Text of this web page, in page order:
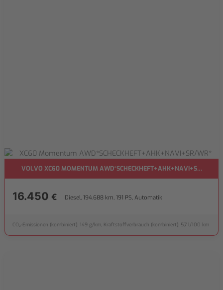
VOLVO XC60 MOMENTUM AWD*SCHECKHEFT+AHK+NAVI+SR/WR*
16.450 € Diesel, 194.688 km, 191 PS, Automatik
CO₂-Emissionen (kombiniert): 149 g/km, Kraftstoffverbrauch (kombiniert): 5,7 l/100 km